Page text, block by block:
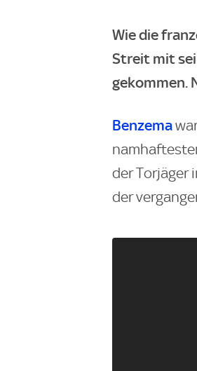
Wie die
Streit mit
gekommen.
Benzema
der Torjäger
der